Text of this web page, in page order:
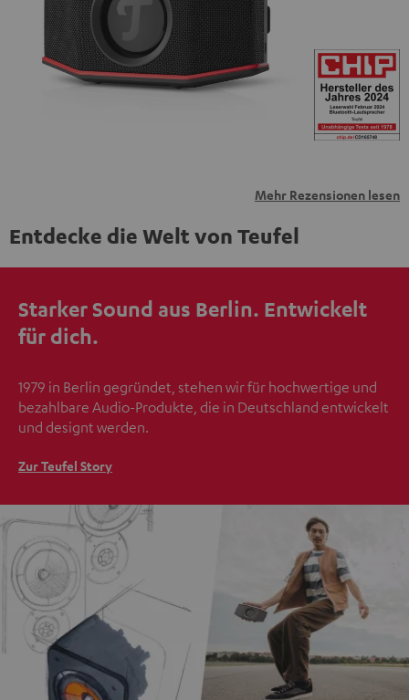
übermittelt werden.
Weitere Informationen sind in der
Datenschutzerklärung unter I zu finden
Mehr Rezensionen lesen
Entdecke die Welt von Teufel
Starker Sound aus Berlin. Entwickelt
für dich.
1979 in Berlin gegründet, stehen wir für hochwertige und
bezahlbare Audio-Produkte, die in Deutschland entwickelt
und designt werden.
Zur Teufel Story